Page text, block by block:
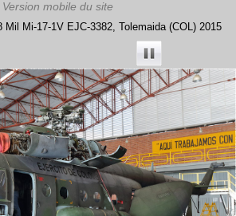
Mil Mi-17-1V EJC-3382, Tolemaida (COL) 2015